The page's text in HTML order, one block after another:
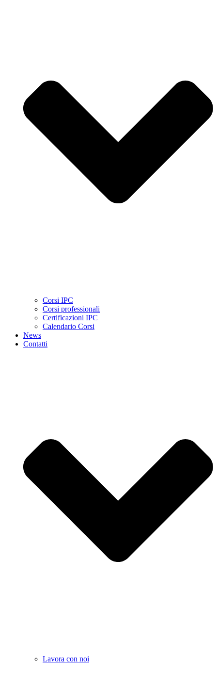
Corsi IPC
Corsi professionali
Certificazioni IPC
Calendario Corsi
News
Contatti
Lavora con noi